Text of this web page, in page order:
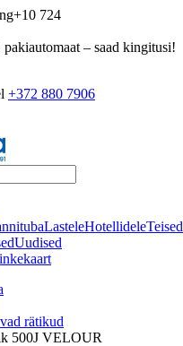
+10 724
– saad kingitusi!
+372 880 7906
LasteleHotellideleTeised
Uudised
rätikud
500J VELOUR